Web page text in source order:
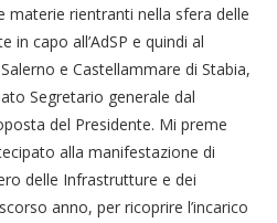
rientranti nella sfera delle
capo all’AdSP e quindi al
e Castellammare di Stabia,
Segretario generale dal
del Presidente. Mi preme
alla manifestazione di
delle Infrastrutture e dei
anno, per ricoprire l’incarico